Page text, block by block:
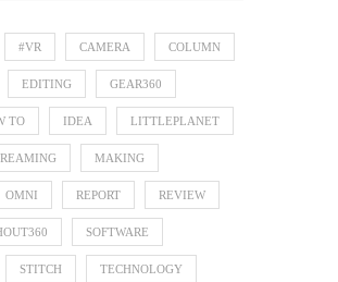
#VR CAMERA COLUMN
EDITING GEAR360
TO IDEA LITTLEPLANET
MAKING
OMNI REPORT REVIEW
SOFTWARE
STITCH TECHNOLOGY